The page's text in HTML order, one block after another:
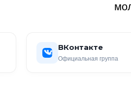
ВКонтакте
Официальная группа